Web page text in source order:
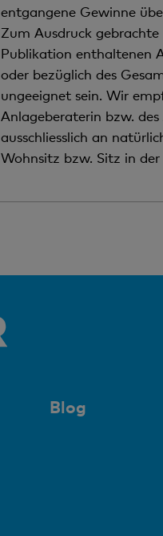
entgangene Gewinne
Zum Ausdruck
Publikation enthaltenen
oder bezüglich des
ungeeignet sein. Wir
Anlageberaterin bzw.
ausschliesslich an
Wohnsitz bzw. Sitz in der
Blog